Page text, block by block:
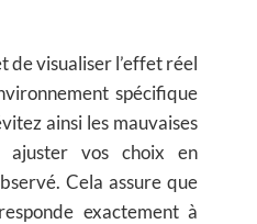
visualiser l’effet réel
spécifique
ainsi les mauvaises
ajuster vos choix en
Cela assure que
exactement à